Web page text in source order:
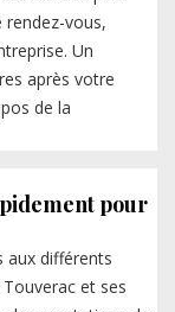
rendez-vous,
Un
après votre
de la
pour
aux différents
et ses